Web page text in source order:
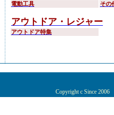
電動工具 その
アウトドア・レジャー
アウトドア特集
Copyright c Since